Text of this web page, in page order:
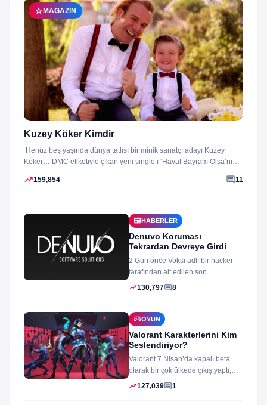
starMAGAZIN
Kuzey Köker Kimdir
Henüz beş yaşında dünya tatlısı bir minik sanatçı adayı Kuzey
Köker… DMC etiketiyle çıkan yeni single’ı ‘Hayat Bayram Olsa’nın
trending_up159,854 comment11
newspaperHABERLER
Denuvo Koruması
Tekrardan Devreye Girdi
2 Gün önce Voksi adlı bir hacker
tarafından alt edilen son
dönemlerin yıkılmaz korsan
trending_up130,797comment8
sports_esportsOYUN
Valorant Karakterlerini Kim
Seslendiriyor?
Valorant 7 Nisan’da kapalı beta
olarak bir çok ülkede çıkış yaptı,
oyun izleyenler ve oynayanlar...
trending_up127,039comment1